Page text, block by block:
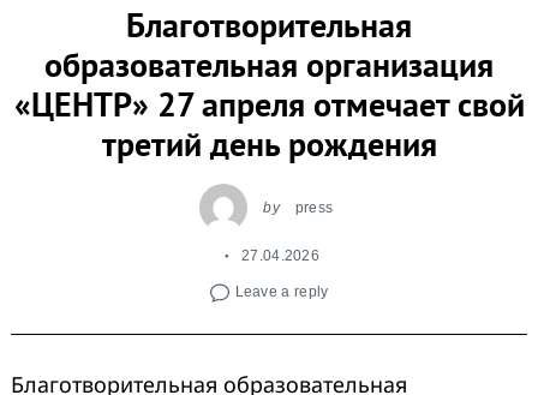
Благотворительная
образовательная организация
«ЦЕНТР» 27 апреля отмечает свой
третий день рождения
by press
27.04.2026
Leave a reply
Благотворительная образовательная